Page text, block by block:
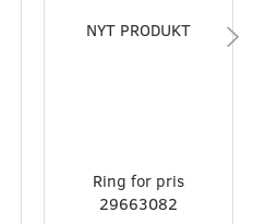
NYT PRODUKT
Ring for pris
29663082